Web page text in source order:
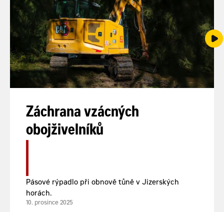
Záchrana vzácných
obojživelníků
Pásové rýpadlo při obnově tůně v Jizerských
horách.
10. prosince 2025